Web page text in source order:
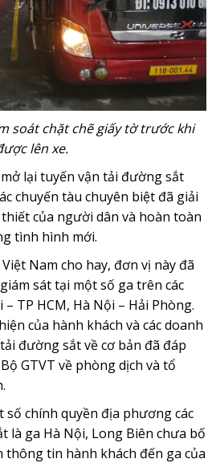
soát chặt chẽ giấy tờ trước khi
lên xe.
lại tuyến vận tải đường sắt
chuyến tàu chuyên biệt đã giải
của người dân và hoàn toàn
tình hình mới.
Nam cho hay, đơn vị này đã
sát tại một số ga trên các
TP HCM, Hà Nội – Hải Phòng.
của hành khách và các doanh
đường sắt về cơ bản đã đáp
GTVT về phòng dịch và tổ
số chính quyền địa phương các
là ga Hà Nội, Long Biên chưa bố
tin hành khách đến ga của